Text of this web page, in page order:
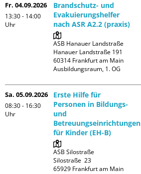
Fr. 04.09.2026
13:30 - 14:00
Uhr
Brandschutz- und
Evakuierungshelfer
nach ASR A2.2 (praxis)
ASB Hanauer Landstraße
Hanauer Landstraße 191
60314 Frankfurt am Main
Ausbildungsraum, 1. OG
Sa. 05.09.2026
08:30 - 16:30
Uhr
Erste Hilfe für
Personen in Bildungs-
und
Betreuungseinrichtungen
für Kinder (EH-B)
ASB Silostraße
Silostraße  23
65929 Frankfurt am Main